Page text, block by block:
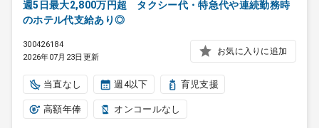
週5日最大2,800万円超 タクシー代・特急代や連続勤務時
のホテル代支給あり◎
300426184
2026年07月23日更新
お気に入りに追加
当直なし 週4以下 育児支援
高額年俸 オンコールなし